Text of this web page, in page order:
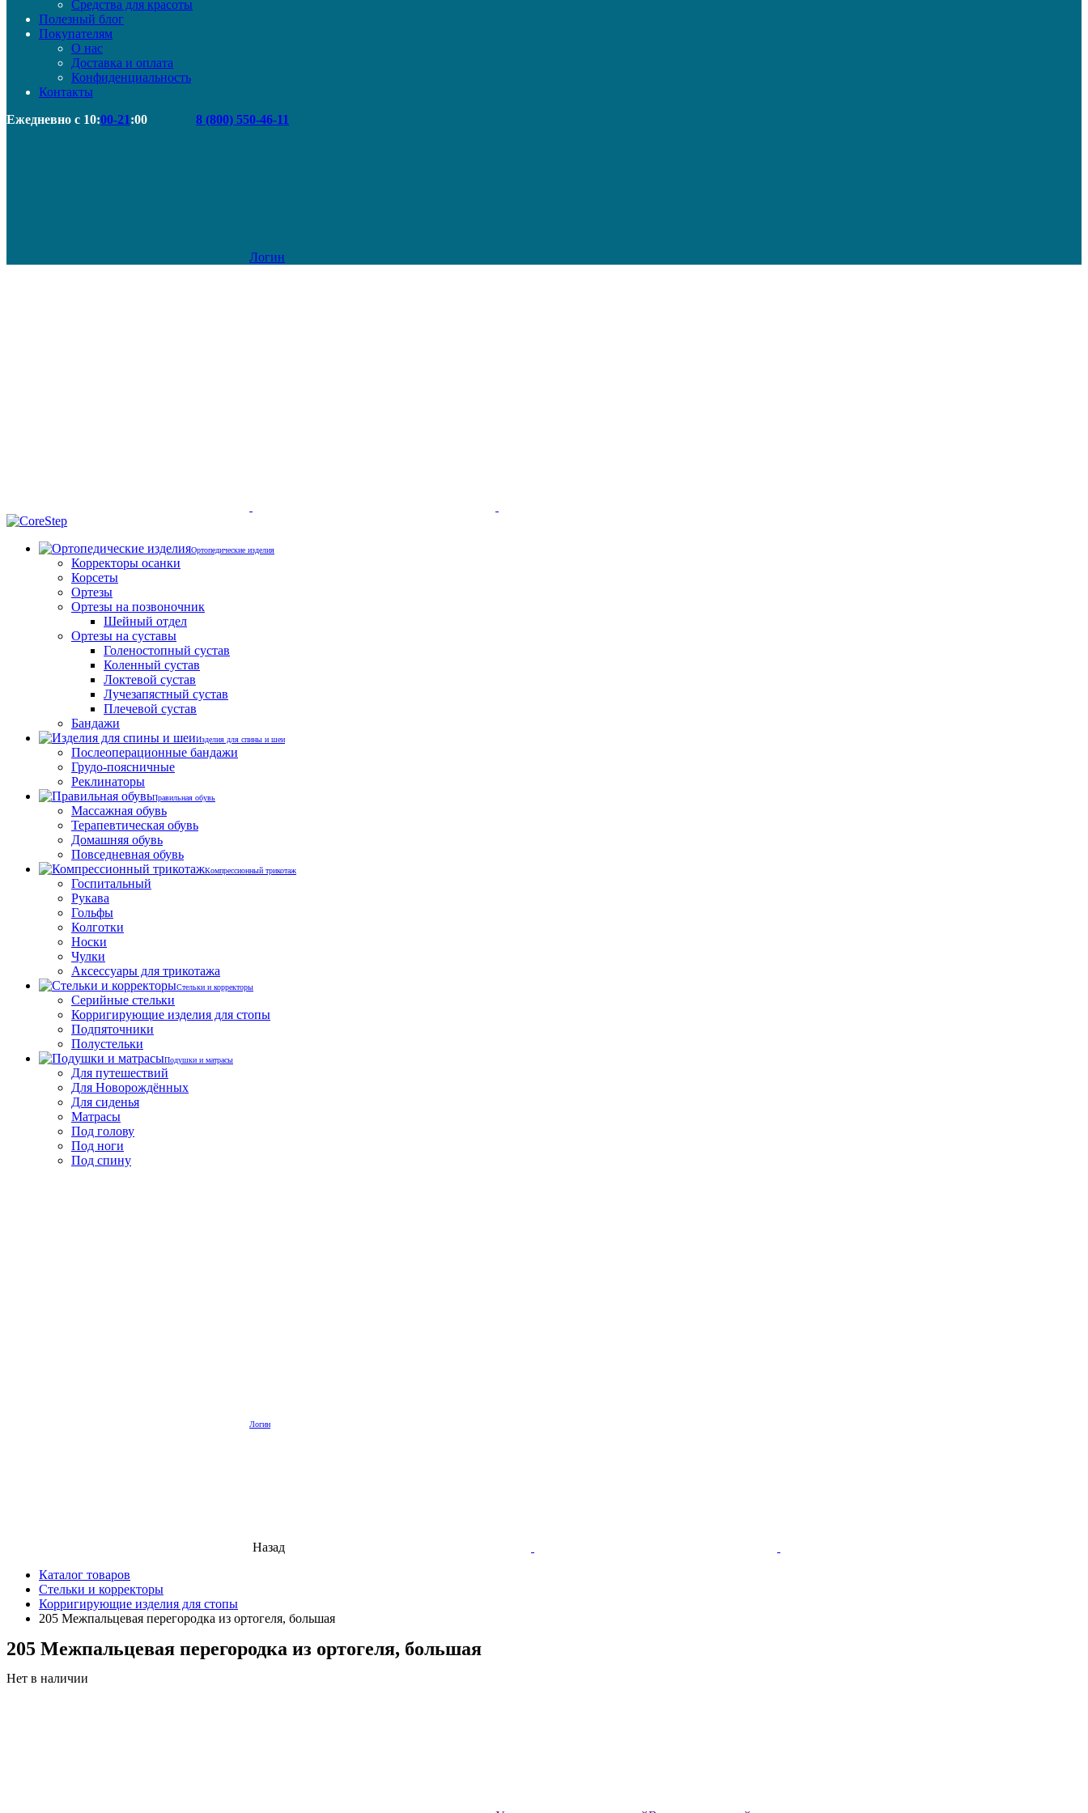
Средства для красоты
Полезный блог
Покупателям
О нас
Доставка и оплата
Конфиденциальность
Контакты
Ежедневно с 10:00-21:00 8 (800) 550-46-11
Логин
Ортопедические изделия
Корректоры осанки
Корсеты
Ортезы
Ортезы на позвоночник
Шейный отдел
Ортезы на суставы
Голеностопный сустав
Коленный сустав
Локтевой сустав
Лучезапястный сустав
Плечевой сустав
Бандажи
Изделия для спины и шеи
Послеоперационные бандажи
Грудо-поясничные
Реклинаторы
Правильная обувь
Массажная обувь
Терапевтическая обувь
Домашняя обувь
Повседневная обувь
Компрессионный трикотаж
Госпитальный
Рукава
Гольфы
Колготки
Носки
Чулки
Аксессуары для трикотажа
Стельки и корректоры
Серийные стельки
Корригирующие изделия для стопы
Подпяточники
Полустельки
Подушки и матрасы
Для путешествий
Для Новорождённых
Для сиденья
Матрасы
Под голову
Под ноги
Под спину
Логин
Назад
Каталог товаров
Стельки и корректоры
Корригирующие изделия для стопы
205 Межпальцевая перегородка из ортогеля, большая
205 Межпальцевая перегородка из ортогеля, большая
Нет в наличии